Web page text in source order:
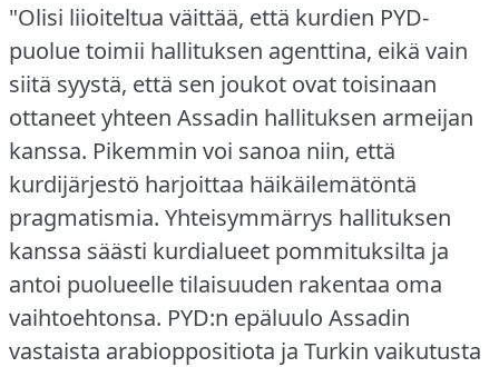
"Olisi liioiteltua väittää, että kurdien PYD-
puolue toimii hallituksen agenttina, eikä vain
siitä syystä, että sen joukot ovat toisinaan
ottaneet yhteen Assadin hallituksen armeijan
kanssa. Pikemmin voi sanoa niin, että
kurdijärjestö harjoittaa häikäilemätöntä
pragmatismia. Yhteisymmärrys hallituksen
kanssa säästi kurdialueet pommituksilta ja
antoi puolueelle tilaisuuden rakentaa oma
vaihtoehtonsa. PYD:n epäluulo Assadin
vastaista arabioppositiota ja Turkin vaikutusta